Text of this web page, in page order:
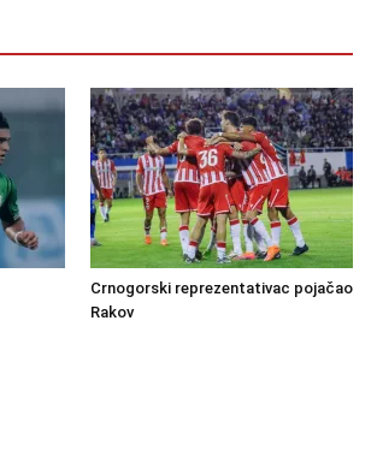
Crnogorski reprezentativac pojačao
Rakov